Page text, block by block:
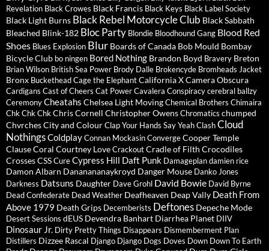
Revelation Black Crowes Black Francis Black Keys Black Label Society
Black Light Burns Black Rebel Motorcycle Club Black Sabbath
Bleached Blink-182 Bloc Party Blondie Bloodhound Gang Blood Red
Shoes Blues Explosion Blur Boards of Canada Bob Mould Bombay
Bicycle Club bo ningen Bored Nothing Brandon Boyd Bravery Breton
Brian Wilson British Sea Power Brody Dalle Brokencyde Bromheads Jacket
Bronx BucketheadCage the ElephantCalifornia XCamera Obscura
Cardigans Cast of Cheers Cat PowerCavalera Conspiracycerebral ballzy
CeremonyCheatahs Chelsea Light MovingChemical Brothers Chimaira
Chk Chk ChkChris Cornell Christopher OwensChromatics chumped
ChvrchesCity and ColourClap Your Hands Say YeahClashCloud
NothingsColdplayConnan MockasinConvergeCooper Temple
ClauseCoral Courtney LoveCrackoutCradle of Filth Crocodiles
CrossesCSSCureCypress Hill Daft Punk Damageplandamien rice
Damon Albarn Dananananaykroyd Danger Mouse Danko Jones
Darkness Datsuns Daughter Dave Grohl David Bowie David Byrne
Dead Confederate Dead Weather Deafheaven Deap Vally Death From
Above 1979 Death Grips Decemberists Deftones Depeche Mode
Desert Sessions dEUS Devendra Banhart Diarrhea Planet DIIV
Dinosaur Jr. Dirty Pretty Things Disappears Dismemberment Plan
Distillers Dizzee Rascal Django Django Dogs Doves Down Down To Earth